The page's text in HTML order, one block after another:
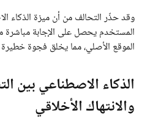
وقد حذّر التحالف من أن ميزة الذكاء
المستخدم يحصل على الإجابة مباشرة
الموقع الأصلي، مما يخلق فجوة خطيرة
الذكاء الاصطناعي بين
والانتهاك الأخلاقي